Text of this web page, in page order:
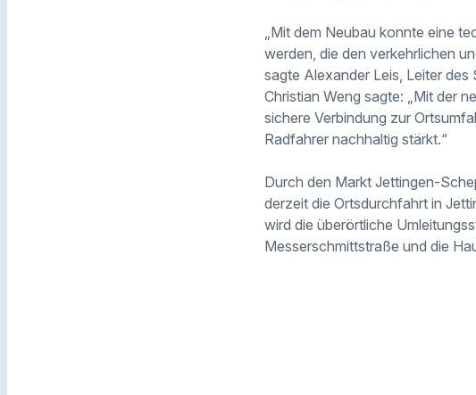
„Mit dem Neubau konnte eine
werden, die den verkehrlichen
sagte Alexander Leis, Leiter
Christian Weng sagte: „Mit der
sichere Verbindung zur
Radfahrer nachhaltig stärkt.“
Durch den Markt Jettingen-
derzeit die Ortsdurchfahrt in
wird die überörtliche
Messerschmittstraße und die